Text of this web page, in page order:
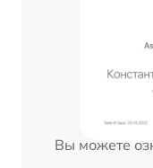
Вы можете